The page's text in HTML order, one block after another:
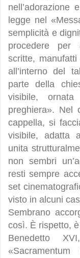
nell’adorazione
legge nel
semplicità e
procedere per
scritte,
all’interno del
parte della
visibile,
preghiera». Nel
cappella, si
visibile, adatta
unita
non sembri
resti sempre
set
visto in alcuni
Sembrano
così. È rispetto,
Benedetto